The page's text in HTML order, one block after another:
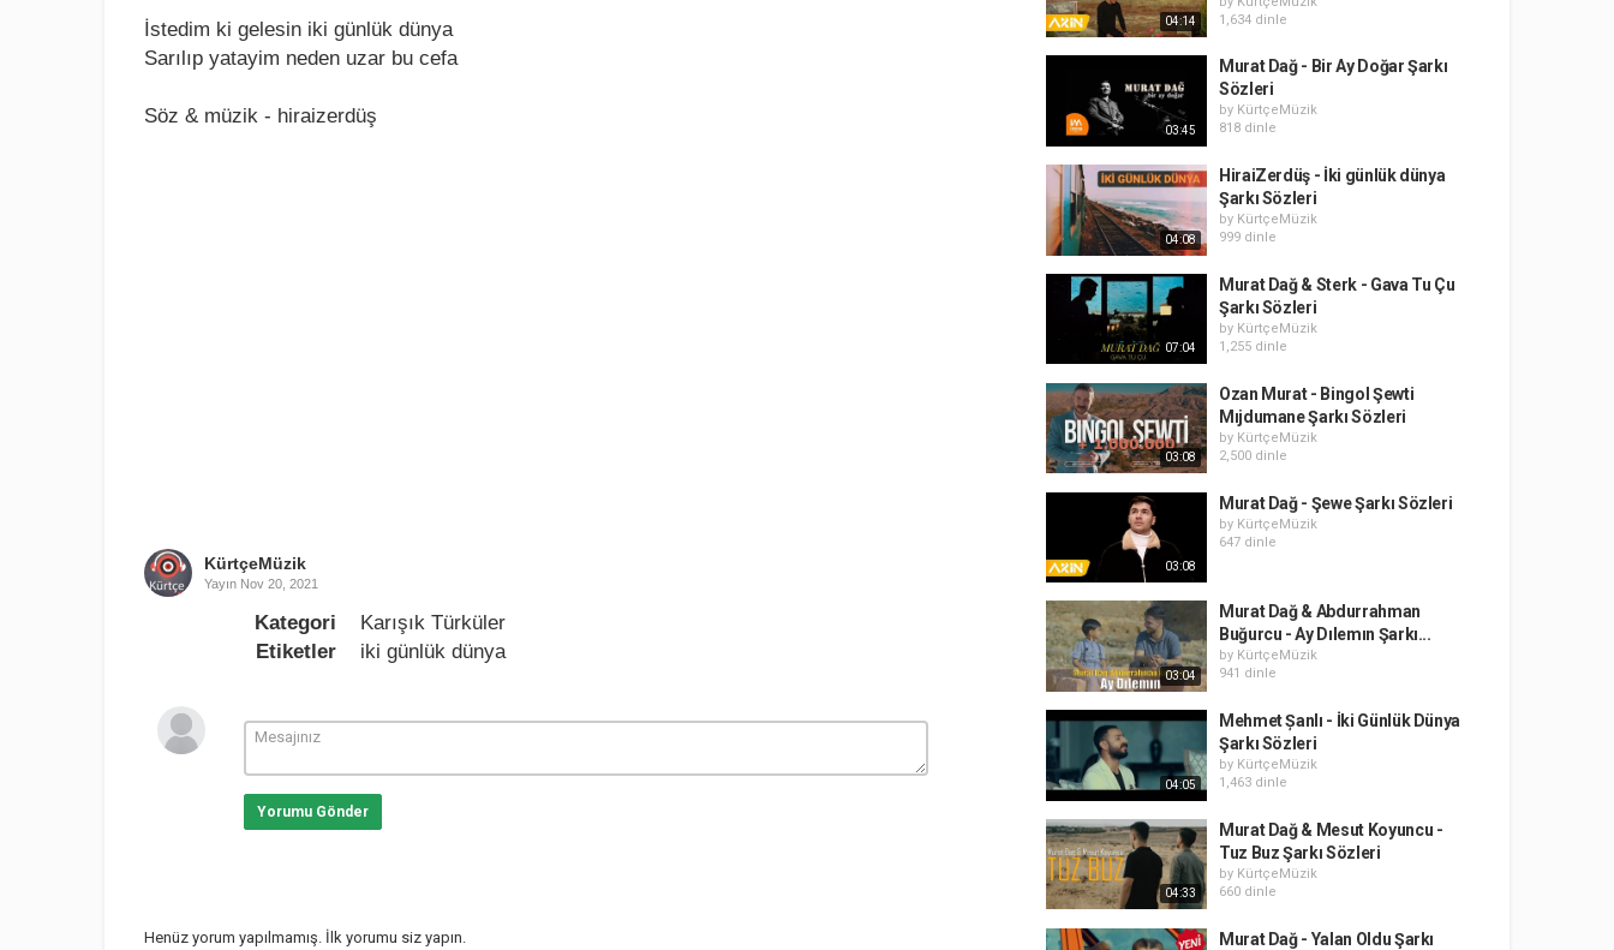
İstеdim ki gеlеsin iki günlük dünya
Sarılıp yatayim nеdеn uzar bu cеfa
Söz & müzik - hiraizerdüş
KürtçeMüzik
Yayın Nov 20, 2021
Kategori
Karışık Türküler
Etiketler
iki günlük dünya
Yorumu Gönder
Henüz yorum yapılmamış. İlk yorumu siz yapın.
04:14
1,634 dinle
03:45
Murat Dağ - Bir Ay Doğar Şarkı
Sözleri
by KürtçeMüzik
818 dinle
04:08
HiraiZerdüş - İki günlük dünya
Şarkı Sözleri
by KürtçeMüzik
999 dinle
07:04
Murat Dağ & Sterk - Gava Tu Çu
Şarkı Sözleri
by KürtçeMüzik
1,255 dinle
03:08
Ozan Murat - Bingol Şewti
Mıjdumane Şarkı Sözleri
by KürtçeMüzik
2,500 dinle
03:08
Murat Dağ - Şewe Şarkı Sözleri
by KürtçeMüzik
647 dinle
03:04
Murat Dağ & Abdurrahman
Buğurcu - Ay Dılemın Şarkı...
by KürtçeMüzik
941 dinle
04:05
Mehmet Șanlı - İki Günlük Dünya
Şarkı Sözleri
by KürtçeMüzik
1,463 dinle
04:33
Murat Dağ & Mesut Koyuncu -
Tuz Buz Şarkı Sözleri
by KürtçeMüzik
660 dinle
Murat Dağ - Yalan Oldu Şarkı